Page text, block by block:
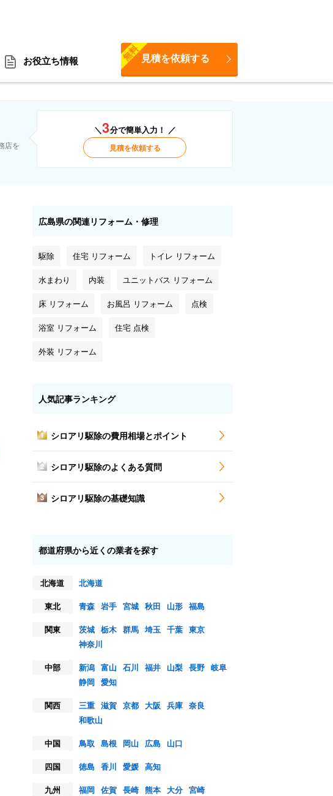
お役立ち情報 見積を依頼する
無料
店を
＼3分で簡単入力！ ／
見積を依頼する
広島県の関連リフォーム・修理
駆除 住宅 リフォーム トイレ リフォーム
水まわり 内装 ユニットバス リフォーム
床 リフォーム お風呂 リフォーム 点検
浴室 リフォーム 住宅 点検
外装 リフォーム
人気記事ランキング
1 シロアリ駆除の費用相場とポイント
2 シロアリ駆除のよくある質問
3 シロアリ駆除の基礎知識
都道府県から近くの業者を探す
北海道
北海道
東北
青森 岩手 宮城 秋田 山形 福島
関東
茨城 栃木 群馬 埼玉 千葉 東京
神奈川
中部
新潟 富山 石川 福井 山梨 長野 岐阜
静岡 愛知
関西
三重 滋賀 京都 大阪 兵庫 奈良
和歌山
中国
鳥取 島根 岡山 広島
山口
四国
徳島 香川 愛媛 高知
九州
福岡 佐賀 長崎 熊本 大分 宮崎